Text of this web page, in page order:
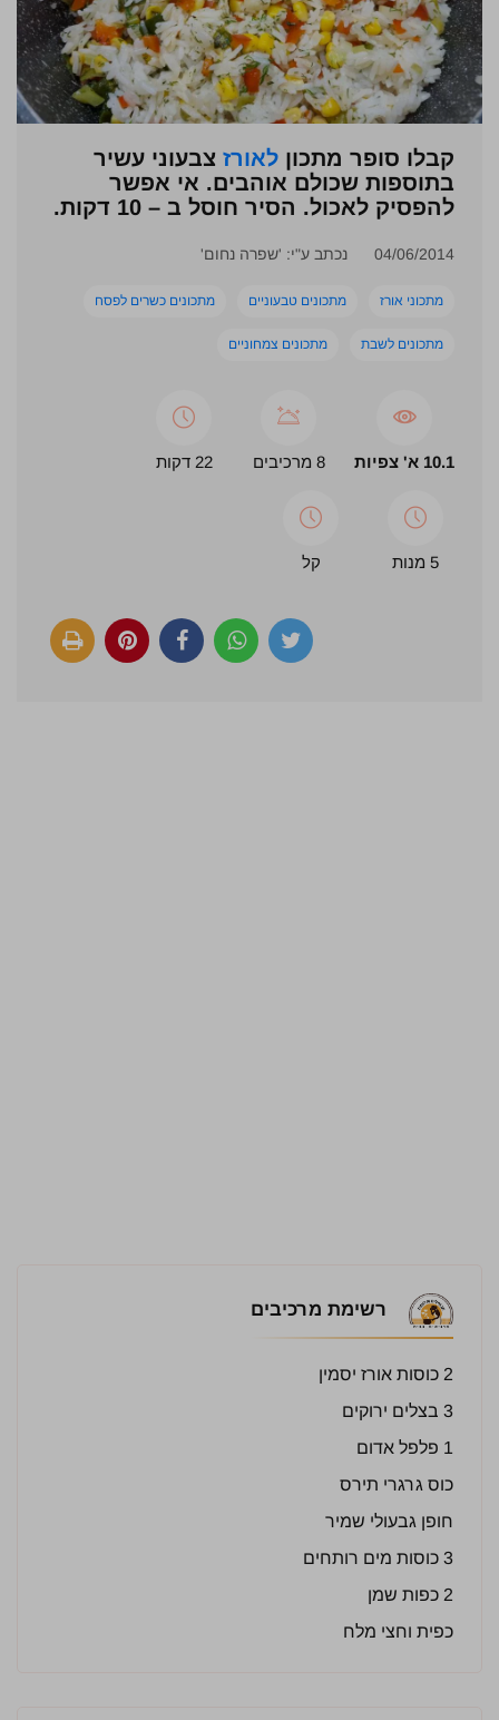
קבלו סופר מתכון לאורז צבעוני עשיר
בתוספות שכולם אוהבים. אי אפשר
להפסיק לאכול. הסיר חוסל ב – 10 דקות.
04/06/2014 נכתב ע"י: 'שפרה נחום'
מתכוני אורז מתכונים טבעוניים מתכונים כשרים לפסח
מתכונים לשבת מתכונים צמחוניים
10.1 א' צפיות 8 מרכיבים 22 דקות
5 מנות קל
רשימת מרכיבים
2 כוסות אורז יסמין
3 בצלים ירוקים
1 פלפל אדום
כוס גרגרי תירס
חופן גבעולי שמיר
3 כוסות מים רותחים
2 כפות שמן
כפית וחצי מלח